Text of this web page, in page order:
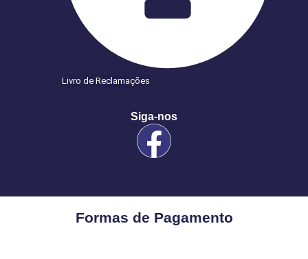
Livro de Reclamações
Siga-nos
Formas de Pagamento